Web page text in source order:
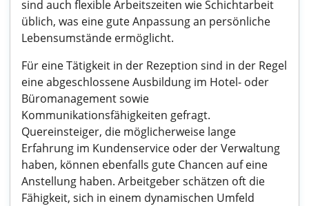
sind auch flexible Arbeitszeiten wie Schichtarbeit
üblich, was eine gute Anpassung an persönliche
Lebensumstände ermöglicht.
Für eine Tätigkeit in der Rezeption sind in der Regel
eine abgeschlossene Ausbildung im Hotel- oder
Büromanagement sowie
Kommunikationsfähigkeiten gefragt.
Quereinsteiger, die möglicherweise lange
Erfahrung im Kundenservice oder der Verwaltung
haben, können ebenfalls gute Chancen auf eine
Anstellung haben. Arbeitgeber schätzen oft die
Fähigkeit, sich in einem dynamischen Umfeld